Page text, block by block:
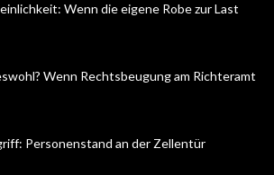
Wenn die eigene Robe zur Last
Wenn Rechtsbeugung am Richteramt
Personenstand an der Zellentür